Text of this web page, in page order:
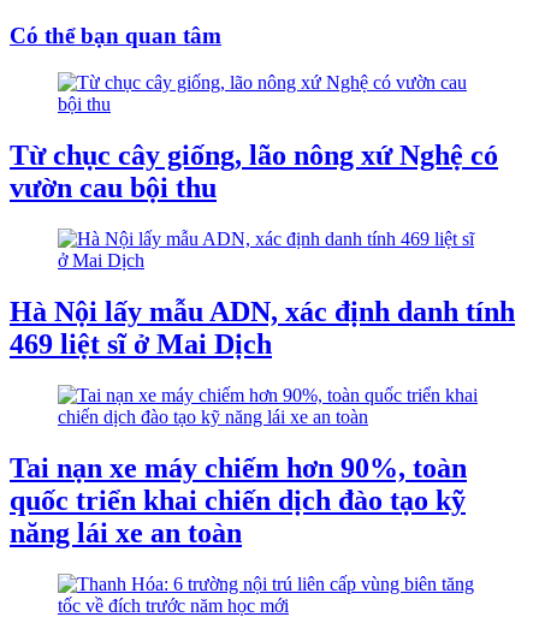
Có thể bạn quan tâm
Từ chục cây giống, lão nông xứ Nghệ có
vườn cau bội thu
Hà Nội lấy mẫu ADN, xác định danh tính
469 liệt sĩ ở Mai Dịch
Tai nạn xe máy chiếm hơn 90%, toàn
quốc triển khai chiến dịch đào tạo kỹ
năng lái xe an toàn